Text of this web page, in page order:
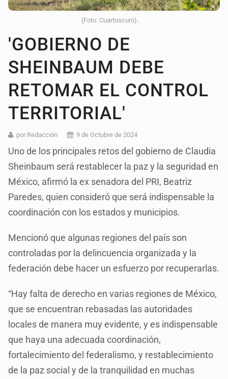
(Foto: Cuartoscuro).
'GOBIERNO DE
SHEINBAUM DEBE
RETOMAR EL CONTROL
TERRITORIAL'
por Redacción 9 de Octubre de 2024
Uno de los principales retos del gobierno de Claudia
Sheinbaum será restablecer la paz y la seguridad en
México, afirmó la ex senadora del PRI, Beatriz
Paredes, quien consideró que será indispensable la
coordinación con los estados y municipios.
Mencionó que algunas regiones del país son
controladas por la delincuencia organizada y la
federación debe hacer un esfuerzo por recuperarlas.
“Hay falta de derecho en varias regiones de México,
que se encuentran rebasadas las autoridades
locales de manera muy evidente, y es indispensable
que haya una adecuada coordinación,
fortalecimiento del federalismo, y restablecimiento
de la paz social y de la tranquilidad en muchas